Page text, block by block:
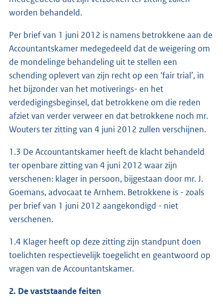
worden behandeld.
Per brief van 1 juni 2012 is namens betrokkene aan de
Accountantskamer medegedeeld dat de weigering om
de mondelinge behandeling uit te stellen een
schending oplevert van zijn recht op een ‘fair trial’, in
het bijzonder van het motiverings- en het
verdedigingsbeginsel, dat betrokkene om die reden
afziet van verder verweer en dat betrokkene noch mr.
Wouters ter zitting van 4 juni 2012 zullen verschijnen.
1.3 De Accountantskamer heeft de klacht behandeld
ter openbare zitting van 4 juni 2012 waar zijn
verschenen: klager in persoon, bijgestaan door mr. J.
Goemans, advocaat te Arnhem. Betrokkene is - zoals
per brief van 1 juni 2012 aangekondigd - niet
verschenen.
1.4 Klager heeft op deze zitting zijn standpunt doen
toelichten respectievelijk toegelicht en geantwoord op
vragen van de Accountantskamer.
2. De vaststaande feiten